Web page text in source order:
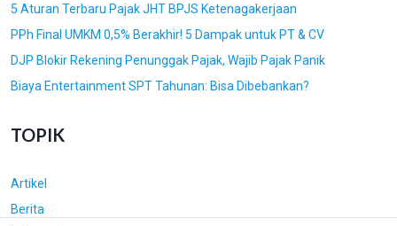
5 Aturan Terbaru Pajak JHT BPJS Ketenagakerjaan
PPh Final UMKM 0,5% Berakhir! 5 Dampak untuk PT & CV
DJP Blokir Rekening Penunggak Pajak, Wajib Pajak Panik
Biaya Entertainment SPT Tahunan: Bisa Dibebankan?
TOPIK
Artikel
Berita